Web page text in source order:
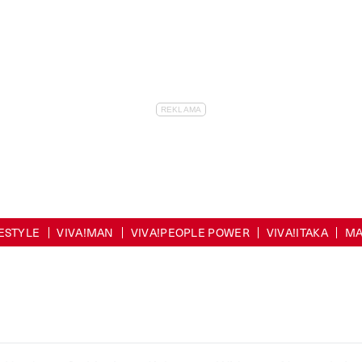
VIVA!MAN VIVA!PEOPLE POWER VIVA!ITAKA